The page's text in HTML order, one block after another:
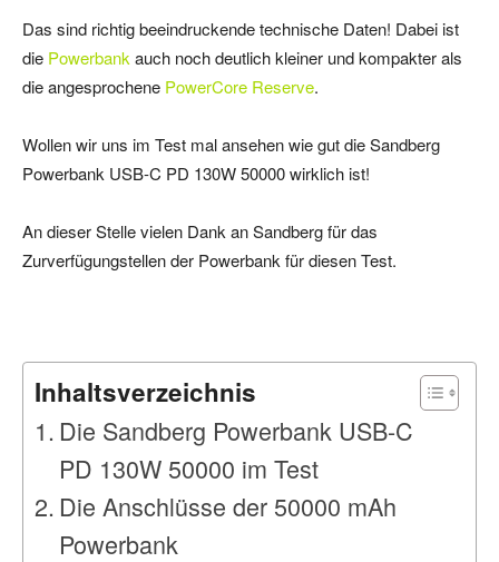
Das sind richtig beeindruckende technische Daten! Dabei ist
die Powerbank auch noch deutlich kleiner und kompakter als
die angesprochene PowerCore Reserve.
Wollen wir uns im Test mal ansehen wie gut die Sandberg
Powerbank USB-C PD 130W 50000 wirklich ist!
An dieser Stelle vielen Dank an Sandberg für das
Zurverfügungstellen der Powerbank für diesen Test.
Inhaltsverzeichnis
Die Sandberg Powerbank USB-C
PD 130W 50000 im Test
Die Anschlüsse der 50000 mAh
Powerbank